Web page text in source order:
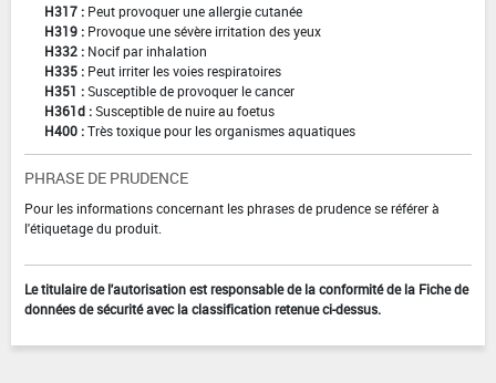
H317 : Peut provoquer une allergie cutanée
H319 : Provoque une sévère irritation des yeux
H332 : Nocif par inhalation
H335 : Peut irriter les voies respiratoires
H351 :Susceptible de provoquer le cancer
H361d :Susceptible de nuire au foetus
H400 :Très toxique pour les organismes aquatiques
PHRASE DE PRUDENCE
Pour les informations concernant les phrases de prudence se référer à
l'étiquetage du produit.
Le titulaire de l'autorisation est responsable de la conformité de la Fiche de
données de sécurité avec la classification retenue ci-dessus.